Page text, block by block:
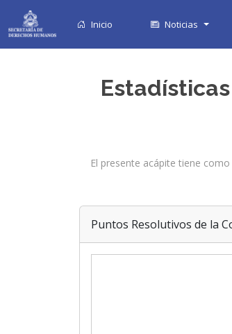
Inicio Noticias
El presente acápite tiene
Puntos Resolutivos de la